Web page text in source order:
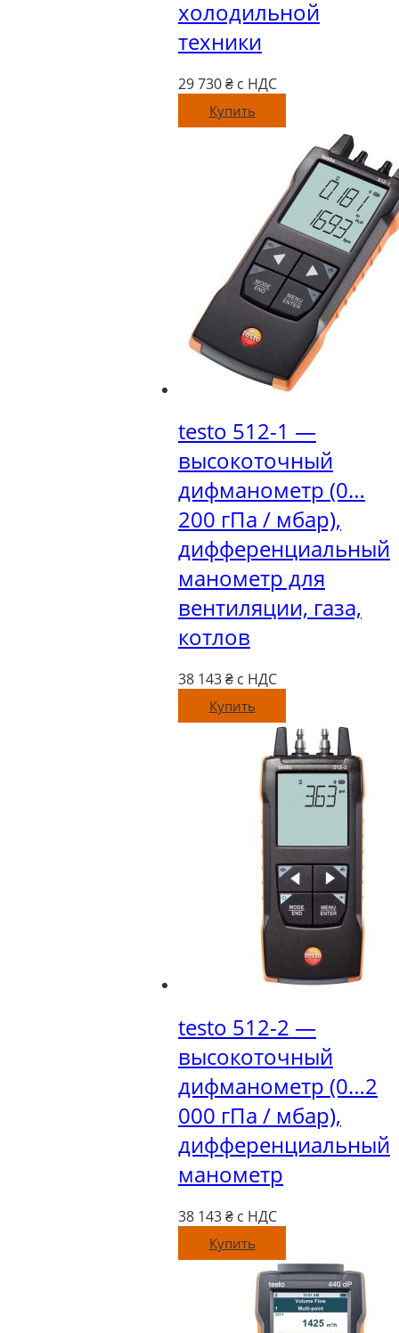
холодильной
техники
29 730₴ с НДС
Купить
testo 512-1 —
высокоточный
дифманометр (0…
200 гПа / мбар),
дифференциальный
манометр для
вентиляции, газа,
котлов
38 143₴ с НДС
Купить
testo 512-2 —
высокоточный
дифманометр (0…2
000 гПа / мбар),
дифференциальный
манометр
38 143₴ с НДС
Купить